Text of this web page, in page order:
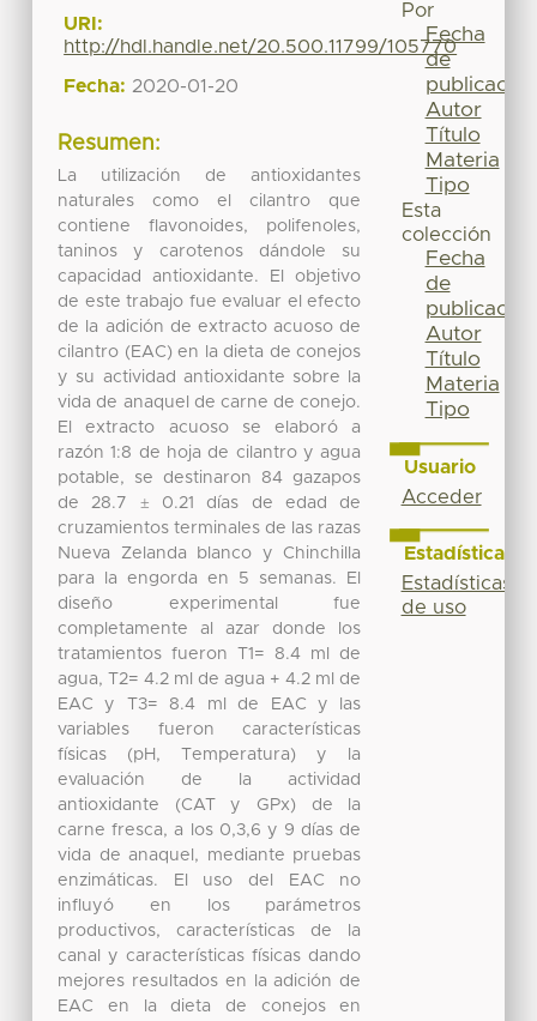
URI:
http://hdl.handle.net/20.500.11799/105770
Fecha: 2020-01-20
Resumen:
La utilización de antioxidantes
naturales como el cilantro que
contiene flavonoides, polifenoles,
taninos y carotenos dándole su
capacidad antioxidante. El objetivo
de este trabajo fue evaluar el efecto
de la adición de extracto acuoso de
cilantro (EAC) en la dieta de conejos
y su actividad antioxidante sobre la
vida de anaquel de carne de conejo.
El extracto acuoso se elaboró a
razón 1:8 de hoja de cilantro y agua
potable, se destinaron 84 gazapos
de 28.7 ± 0.21 días de edad de
cruzamientos terminales de las razas
Nueva Zelanda blanco y Chinchilla
para la engorda en 5 semanas. El
diseño experimental fue
completamente al azar donde los
tratamientos fueron T1= 8.4 ml de
agua, T2= 4.2 ml de agua + 4.2 ml de
EAC y T3= 8.4 ml de EAC y las
variables fueron características
físicas (pH, Temperatura) y la
evaluación de la actividad
antioxidante (CAT y GPx) de la
carne fresca, a los 0,3,6 y 9 días de
vida de anaquel, mediante pruebas
enzimáticas. El uso del EAC no
influyó en los parámetros
productivos, características de la
canal y características físicas dando
mejores resultados en la adición de
EAC en la dieta de conejos en
Por
Fecha
de
publicación
Autor
Título
Materia
Tipo
Esta
colección
Fecha
de
publicación
Autor
Título
Materia
Tipo
Usuario
Acceder
Estadísticas
Estadísticas
de uso